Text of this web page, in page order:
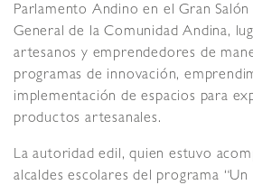
Parlamento Andino en el Gran
General de la Comunidad Andina,
artesanos y emprendedores de
programas de innovación,
implementación de espacios para
productos artesanales.
La autoridad edil, quien estuvo
alcaldes escolares del programa